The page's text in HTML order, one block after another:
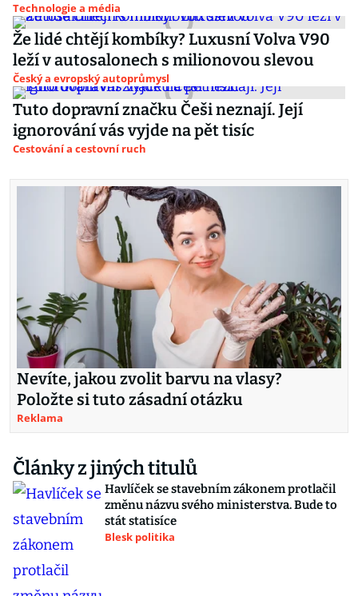
Technologie a média
Že lidé chtějí kombíky? Luxusní Volva V90
leží v autosalonech s milionovou slevou
Český a evropský autoprůmysl
Tuto dopravní značku Češi neznají. Její
ignorování vás vyjde na pět tisíc
Cestování a cestovní ruch
Nevíte, jakou zvolit barvu na vlasy?
Položte si tuto zásadní otázku
Reklama
Články z jiných titulů
Havlíček se stavebním zákonem protlačil
změnu názvu svého ministerstva. Bude to
stát statisíce
Blesk politika